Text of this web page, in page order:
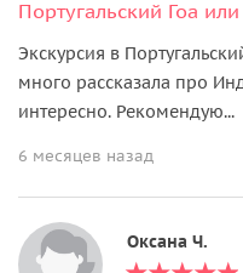
Экскурсия в
много рассказала про
интересно. Рекомендую...
6 месяцев назад
Оксана Ч.